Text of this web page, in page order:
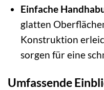
Einfache
glatten
Konstruktion
sorgen für eine
Umfassende